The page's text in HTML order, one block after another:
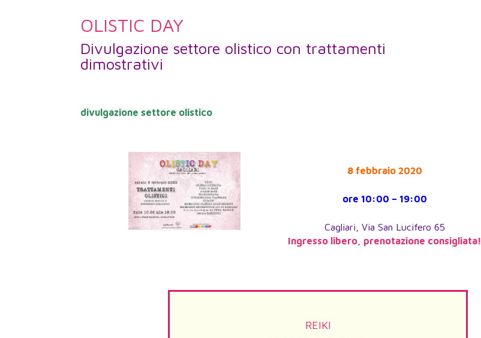
OLISTIC DAY
Divulgazione settore olistico con trattamenti
dimostrativi
divulgazione settore olistico
8 febbraio 2020
ore 10:00 – 19:00
Cagliari, Via San Lucifero 65
Ingresso libero, prenotazione consigliata!
REIKI